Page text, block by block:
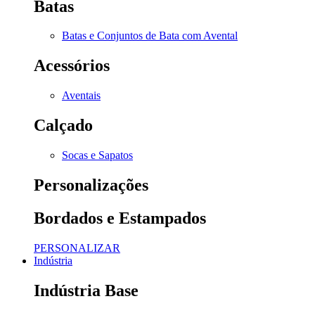
Batas
Batas e Conjuntos de Bata com Avental
Acessórios
Aventais
Calçado
Socas e Sapatos
Personalizações
Bordados e Estampados
PERSONALIZAR
Indústria
Indústria Base